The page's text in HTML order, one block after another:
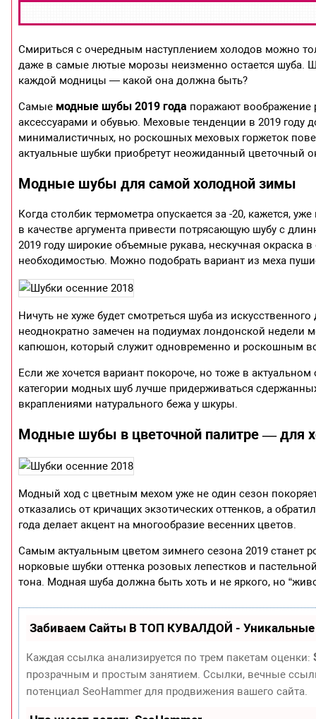
Смириться с очередным наступлением холодов можно
даже в самые лютые морозы неизменно остается шуба.
каждой модницы — какой она должна быть?
Самые модные шубы 2019 года поражают воображение
аксессуарами и обувью. Меховые тенденции в 2019 году
минималистичных, но роскошных меховых горжеток
актуальные шубки приобретут неожиданный цветочный
Модные шубы для самой холодной зимы
Когда столбик термометра опускается за -20, кажется,
в качестве аргумента привести потрясающую шубу с
2019 году широкие объемные рукава, нескучная
необходимостью. Можно подобрать вариант из меха
Ничуть не хуже будет смотреться шуба из
неоднократно замечен на подиумах лондонской недели
капюшон, который служит одновременно и роскошным
Если же хочется вариант покороче, но тоже в
категории модных шуб лучше придерживаться
вкраплениями натурального бежа у шкуры.
Модные шубы в цветочной палитре — для
Модный ход с цветным мехом уже не один сезон
отказались от кричащих экзотических оттенков, а
года делает акцент на многообразие весенних цветов.
Самым актуальным цветом зимнего сезона 2019 станет
норковые шубки оттенка розовых лепестков и
тона. Модная шуба должна быть хоть и не яркого, но
Забиваем Сайты В ТОП КУВАЛДОЙ - Уникальные
Каждая ссылка анализируется по трем пакетам оценки:
прозрачным и простым занятием. Ссылки, вечные
потенциал SeoHammer для продвижения вашего сайта.